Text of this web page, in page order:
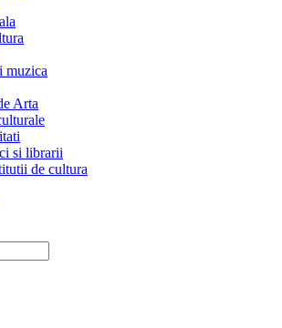
muzica
Arta
si librarii
de cultura